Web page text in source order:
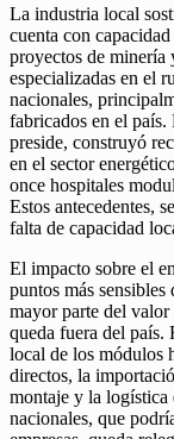
La industria local
cuenta con
proyectos de minería
especializadas en el
nacionales,
fabricados en el país.
preside, construyó
en el sector
once hospitales
Estos antecedentes,
falta de capacidad
El impacto sobre el
puntos más
mayor parte del valor
queda fuera del país.
local de los módulos
directos, la
montaje y la logística
nacionales, que